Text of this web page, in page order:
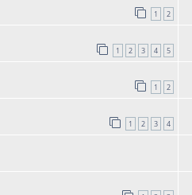
1 2
1 2 3 4 5
1 2
1 2 3 4